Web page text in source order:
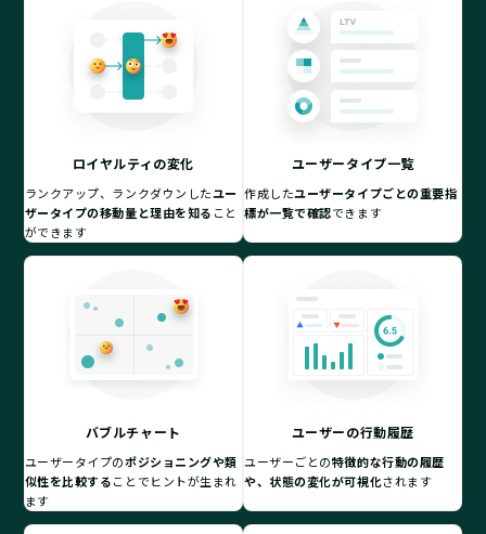
ロイヤルティの変化
ランクアップ、ランクダウンしたユー
ザータイプの移動量と理由を知る こと
ができます
ユーザータイプ一覧
作成したユーザータイプごとの重要指
標が一覧で確認できます
バブルチャート
ユーザータイプのポジショニングや類
似性を比較する ことでヒントが生まれ
ます
ユーザーの行動履歴
ユーザーごとの特徴的な行動の履歴
や、状態の変化が可視化されます